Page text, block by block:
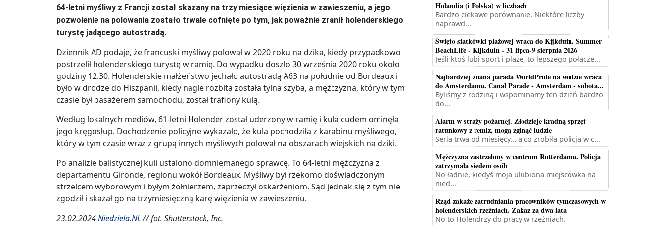
64-letni myśliwy z Francji został skazany na trzy miesiące więzienia w zawieszeniu, a jego
pozwolenie na polowania zostało trwale cofnięte po tym, jak poważnie zranił holenderskiego
turystę jadącego autostradą.
Dziennik AD podaje, że francuski myśliwy polował w 2020 roku na dzika, kiedy przypadkowo
postrzelił holenderskiego turystę w ramię. Do wypadku doszło 30 września 2020 roku około
godziny 12:30. Holenderskie małżeństwo jechało autostradą A63 na południe od Bordeaux i
było w drodze do Hiszpanii, kiedy nagle rozbita została tylna szyba, a mężczyzna, który w tym
czasie był pasażerem samochodu, został trafiony kulą.
Według lokalnych mediów, 61-letni Holender został uderzony w ramię i kula cudem ominęła
jego kręgosłup. Dochodzenie policyjne wykazało, że kula pochodziła z karabinu myśliwego,
który w tym czasie wraz z grupą innych myśliwych polował na obszarach wiejskich na dziki.
Po analizie balistycznej kuli ustalono domniemanego sprawcę. To 64-letni mężczyzna z
departamentu Gironde, regionu wokół Bordeaux. Myśliwy był rzekomo doświadczonym
strzelcem wyborowym i byłym żołnierzem, zaprzeczył oskarżeniom. Sąd jednak się z tym nie
zgodził i skazał go na trzymiesięczną karę więzienia w zawieszeniu.
23.02.2024Niedziela.NL// fot. Shutterstock, Inc.
Holandia (i Polska) w liczbach
Bardzo ciekawe porównanie. Niektóre liczby
naprawd...
Święto siatkówki plażowej wraca do Kijkduin. Summer
BeachLife - Kijkduin - 31 lipca-9 sierpnia 2026
Jeśli ktoś lubi sport i plażę, to lepszego połącze...
Najbardziej znana parada WorldPride na wodzie wraca
do Amsterdamu. Canal Parade - Amsterdam - sobota...
Byliśmy z rodziną i wspominamy ten dzień bardzo
do...
Alarm w straży pożarnej. Złodzieje kradną sprzęt
ratunkowy z remiz, mogą zginąć ludzie
Seria trwa od miesięcy... a co zrobiła policja w c...
Mężczyzna zastrzelony w centrum Rotterdamu. Policja
zatrzymała siedem osób
No ładnie, kiedyś moja ulubiona miejscówka na
nied...
Rząd zakaże zatrudniania pracowników tymczasowych w
holenderskich rzeźniach. Zakaz za dwa lata
No to Holendrzy do pracy w rzeźniach.